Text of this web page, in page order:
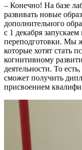
– Конечно! На базе
развивать новые
дополнительного
с 1 декабря
переподготовки. Мы
которые хотят стать
когнитивному
деятельности. То
сможет получить
присвоением